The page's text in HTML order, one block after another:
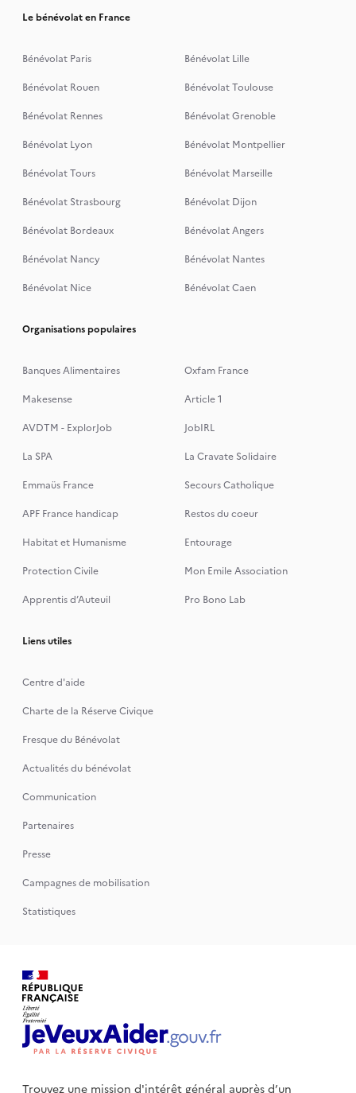
Le bénévolat en France
Bénévolat Paris
Bénévolat Lille
Bénévolat Rouen
Bénévolat Toulouse
Bénévolat Rennes
Bénévolat Grenoble
Bénévolat Lyon
Bénévolat Montpellier
Bénévolat Tours
Bénévolat Marseille
Bénévolat Strasbourg
Bénévolat Dijon
Bénévolat Bordeaux
Bénévolat Angers
Bénévolat Nancy
Bénévolat Nantes
Bénévolat Nice
Bénévolat Caen
Organisations populaires
Banques Alimentaires
Oxfam France
Makesense
Article 1
AVDTM - ExplorJob
JobIRL
La SPA
La Cravate Solidaire
Emmaüs France
Secours Catholique
APF France handicap
Restos du coeur
Habitat et Humanisme
Entourage
Protection Civile
Mon Emile Association
Apprentis d’Auteuil
Pro Bono Lab
Liens utiles
Centre d'aide
Charte de la Réserve Civique
Fresque du Bénévolat
Actualités du bénévolat
Communication
Partenaires
Presse
Campagnes de mobilisation
Statistiques
Trouvez une mission d'intérêt général auprès d’un